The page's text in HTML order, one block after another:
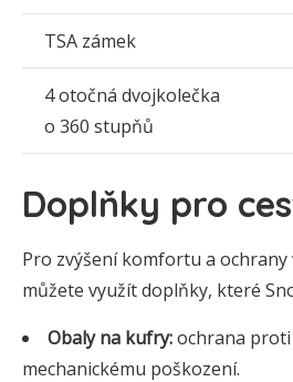
TSA zámek
4 otočná dvojkolečka
o 360 stupňů
Doplňky pro
Pro zvýšení komfortu a ochrany
můžete využít doplňky, které
Obaly na kufry:ochrana
mechanickému poškození.